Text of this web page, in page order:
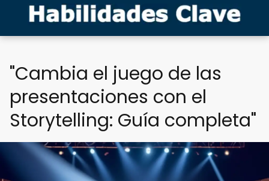
"Cambia el juego de las
presentaciones con el
Storytelling: Guía completa"